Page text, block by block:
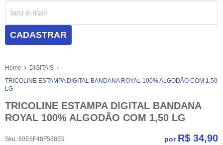
CADASTRAR
Home
DIGITAIS
TRICOLINE ESTAMPA DIGITAL BANDANA ROYAL 100% ALGODÃO COM 1,50
LG
TRICOLINE ESTAMPA DIGITAL BANDANA
ROYAL 100% ALGODÃO COM 1,50 LG
Sku: 60E6F48F588E9
por R$ 34,90